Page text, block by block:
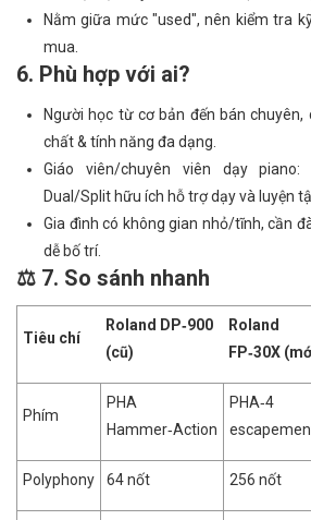
Nằm giữa mức "used", nên kiểm tra
mua.
6. Phù hợp với ai?
Người học từ cơ bản đến bán
chất & tính năng đa dạng.
Giáo viên/chuyên viên dạy piano:
Dual/Split hữu ích hỗ trợ dạy và luyện
Gia đình có không gian nhỏ/tĩnh, cần
dễ bố trí.
⚖️ 7. So sánh nhanh
Tiêu chí
Roland DP‑900
(cũ)
Roland
FP‑30X
Phím
PHA
Hammer‑Action
PHA‑4
Polyphony 64 nốt 256 nốt